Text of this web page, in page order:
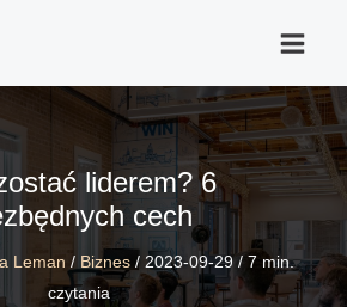
liderem? 6
cech
Leman / Biznes/ 2023-09-29/ 7 min.
czytania